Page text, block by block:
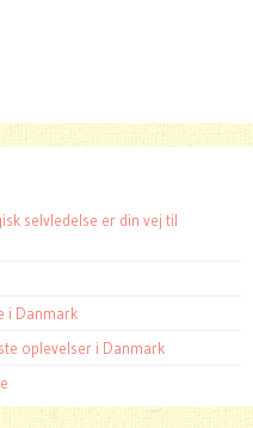
selvledelse er din vej til
i Danmark
oplevelser i Danmark